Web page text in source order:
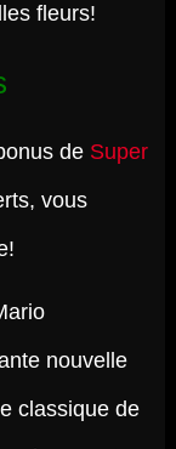
fleurs!
de Super
vous
nouvelle
classique de